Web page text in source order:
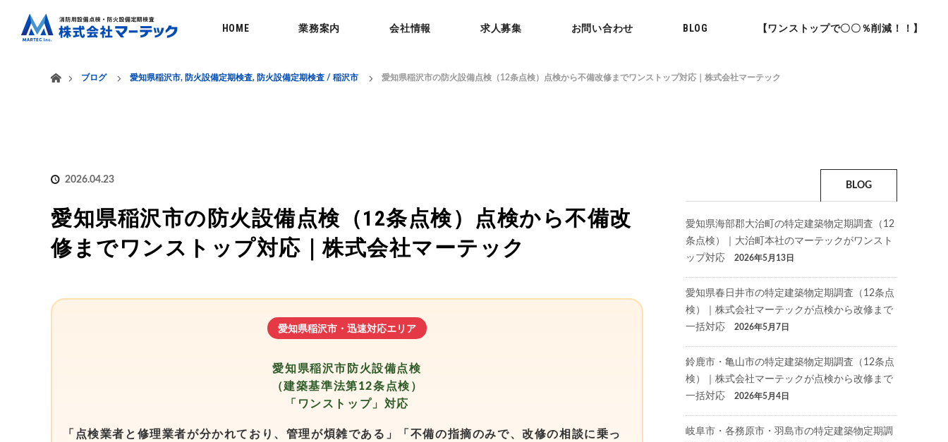
HOME 業務案内 会社情報 求人募集 お問い合わせ BLOG 【ワンストップで〇〇％削減！！】
ブログ
愛知県稲沢市, 防火設備定期検査, 防火設備定期検査 / 稲沢市 愛知県稲沢市の防火設備点検（12条点検）点検から不備改修までワンストップ対応｜株式会社マーテック
2026.04.23
愛知県稲沢市の防火設備点検（12条点検）点検から不備改
修までワンストップ対応｜株式会社マーテック
愛知県稲沢市・迅速対応エリア
愛知県稲沢市防火設備点検
（建築基準法第12条点検）
「ワンストップ」対応
「点検業者と修理業者が分かれており、管理が煩雑である」「不備の指摘のみで、改修の相談に乗っ
BLOG
愛知県海部郡大治町の特定建築物定期調査（12
条点検）｜大治町本社のマーテックがワンスト
ップ対応
2026年5月13日
愛知県春日井市の特定建築物定期調査（12条点
検）｜株式会社マーテックが点検から改修まで
一括対応
2026年5月7日
鈴鹿市・亀山市の特定建築物定期調査（12条点
検）｜株式会社マーテックが点検から改修まで
一括対応
2026年5月4日
岐阜市・各務原市・羽島市の特定建築物定期調